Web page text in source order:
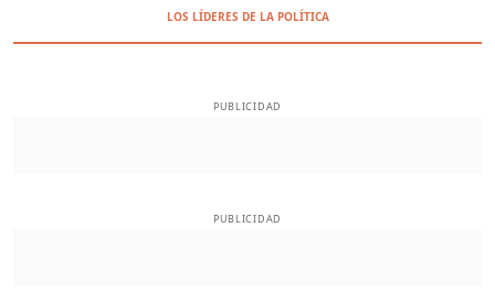
LOS LÍDERES DE LA POLÍTICA
PUBLICIDAD
PUBLICIDAD